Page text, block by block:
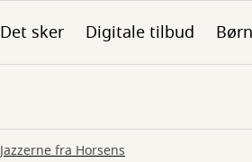
Det sker Digitale tilbud Børn
Jazzerne fra Horsens